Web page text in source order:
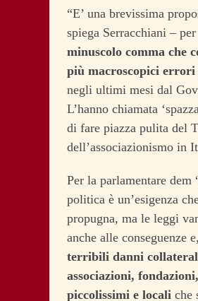
“E’ una brevissima
spiega Serracchiani – per
minuscolo comma che
più macroscopici
negli ultimi mesi dal
L’hanno chiamata
di fare piazza pulita del
dell’associazionismo in
Per la parlamentare dem
politica è un’esigenza
propugna, ma le leggi
anche alle conseguenze
terribili danni
associazioni,
piccolissimi e locali che